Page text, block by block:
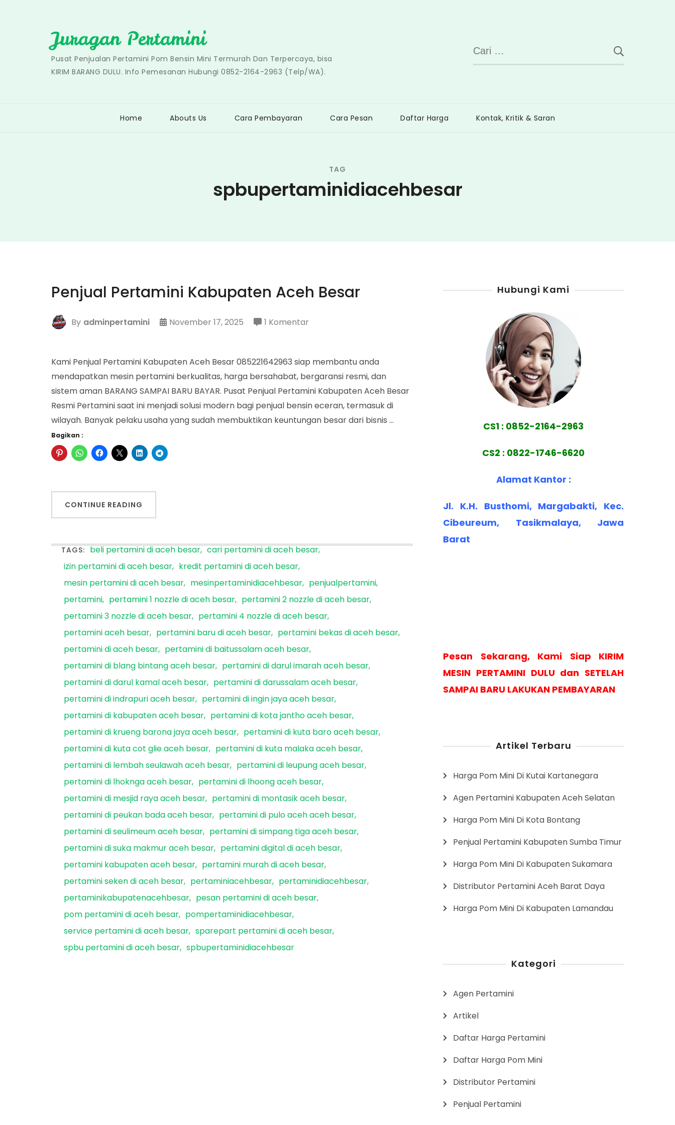
Juragan Pertamini
Pusat Penjualan Pertamini Pom Bensin Mini Termurah Dan Terpercaya, bisa
KIRIM BARANG DULU. Info Pemesanan Hubungi 0852-2164-2963 (Telp/WA).
Cari
untuk:
Home Abouts Us Cara Pembayaran Cara Pesan Daftar Harga Kontak, Kritik & Saran
TAG
spbupertaminidiacehbesar
Penjual Pertamini Kabupaten Aceh Besar
By adminpertamini November 17, 2025 1 Komentarpada
Kabupaten
Aceh
Besar
Kami Penjual Pertamini Kabupaten Aceh Besar 085221642963 siap membantu anda
mendapatkan mesin pertamini berkualitas, harga bersahabat, bergaransi resmi, dan
sistem aman BARANG SAMPAI BARU BAYAR. Pusat Penjual Pertamini Kabupaten Aceh Besar
Resmi Pertamini saat ini menjadi solusi modern bagi penjual bensin eceran, termasuk di
wilayah. Banyak pelaku usaha yang sudah membuktikan keuntungan besar dari bisnis …
Bagikan :
CONTINUE READING
TAGS: beli pertamini di aceh besar cari pertamini di aceh besar
izin pertamini di aceh besar
kredit pertamini di aceh besar
mesin pertamini di aceh besar
mesinpertaminidiacehbesar
penjualpertamini
pertamini
pertamini 1 nozzle di aceh besar
pertamini 2 nozzle di aceh besar
pertamini 3 nozzle di aceh besar
pertamini 4 nozzle di aceh besar
pertamini aceh besar
pertamini baru di aceh besar
pertamini bekas di aceh besar
pertamini di aceh besar
pertamini di baitussalam aceh besar
pertamini di blang bintang aceh besar
pertamini di darul imarah aceh besar
pertamini di darul kamal aceh besar
pertamini di darussalam aceh besar
pertamini di indrapuri aceh besar
pertamini di ingin jaya aceh besar
pertamini di kabupaten aceh besar
pertamini di kota jantho aceh besar
pertamini di krueng barona jaya aceh besar
pertamini di kuta baro aceh besar
pertamini di kuta cot glie aceh besar
pertamini di kuta malaka aceh besar
pertamini di lembah seulawah aceh besar
pertamini di leupung aceh besar
pertamini di lhoknga aceh besar
pertamini di lhoong aceh besar
pertamini di mesjid raya aceh besar
pertamini di montasik aceh besar
pertamini di peukan bada aceh besar
pertamini di pulo aceh aceh besar
pertamini di seulimeum aceh besar
pertamini di simpang tiga aceh besar
pertamini di suka makmur aceh besar
pertamini digital di aceh besar
pertamini kabupaten aceh besar
pertamini murah di aceh besar
pertamini seken di aceh besar
pertaminiacehbesar
pertaminidiacehbesar
pertaminikabupatenacehbesar
pesan pertamini di aceh besar
pom pertamini di aceh besar
pompertaminidiacehbesar
service pertamini di aceh besar sparepart pertamini di aceh besar
spbu pertamini di aceh besar spbupertaminidiacehbesar
Hubungi Kami
CS1 : 0852-2164-2963
CS2 : 0822-1746-6620
Alamat Kantor :
Jl. K.H. Busthomi, Margabakti, Kec.
Cibeureum, Tasikmalaya, Jawa
Barat
Pesan Sekarang, Kami Siap KIRIM
MESIN PERTAMINI DULU dan SETELAH
SAMPAI BARU LAKUKAN PEMBAYARAN
Artikel Terbaru
Harga Pom Mini Di Kutai Kartanegara
Agen Pertamini Kabupaten Aceh Selatan
Harga Pom Mini Di Kota Bontang
Penjual Pertamini Kabupaten Sumba Timur
Harga Pom Mini Di Kabupaten Sukamara
Distributor Pertamini Aceh Barat Daya
Harga Pom Mini Di Kabupaten Lamandau
Kategori
Agen Pertamini
Artikel
Daftar Harga Pertamini
Daftar Harga Pom Mini
Distributor Pertamini
Penjual Pertamini